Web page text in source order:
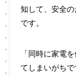
知して、安全
です。
「同時に家電
てしまいがち